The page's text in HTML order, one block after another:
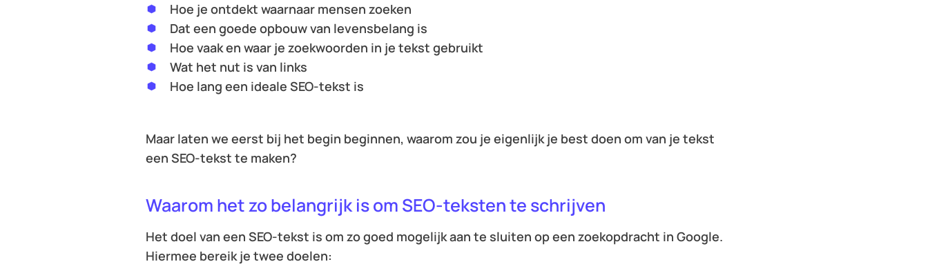
Hoe je ontdekt waarnaar mensen zoeken
Dat een goede opbouw van levensbelang is
Hoe vaak en waar je zoekwoorden in je tekst gebruikt
Wat het nut is van links
Hoe lang een ideale SEO-tekst is
Maar laten we eerst bij het begin beginnen, waarom zou je eigenlijk je best doen om van je tekst
een SEO-tekst te maken?
Waarom het zo belangrijk is om SEO-teksten te schrijven
Het doel van een SEO-tekst is om zo goed mogelijk aan te sluiten op een zoekopdracht in Google.
Hiermee bereik je twee doelen: